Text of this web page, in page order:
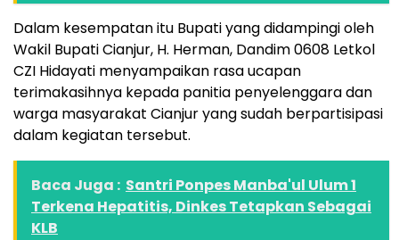
Dalam kesempatan itu Bupati yang didampingi oleh
Wakil Bupati Cianjur, H. Herman, Dandim 0608 Letkol
CZI Hidayati menyampaikan rasa ucapan
terimakasihnya kepada panitia penyelenggara dan
warga masyarakat Cianjur yang sudah berpartisipasi
dalam kegiatan tersebut.
Baca Juga : Santri Ponpes Manba'ul Ulum 1
Terkena Hepatitis, Dinkes Tetapkan Sebagai
KLB